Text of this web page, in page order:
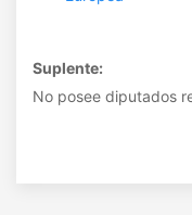
Suplente:
No posee diputados